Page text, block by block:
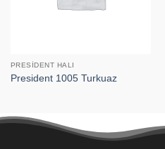
PRESIDENT HALI
President 1005 Turkuaz